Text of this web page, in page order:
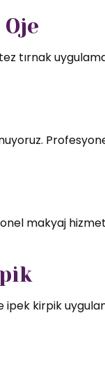
tırnak
makyaj
ipek kirpik